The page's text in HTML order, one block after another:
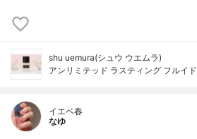
shu uemura(シュウ ウエムラ)
アンリミテッド ラスティング フルイド
イエベ春
なゆ